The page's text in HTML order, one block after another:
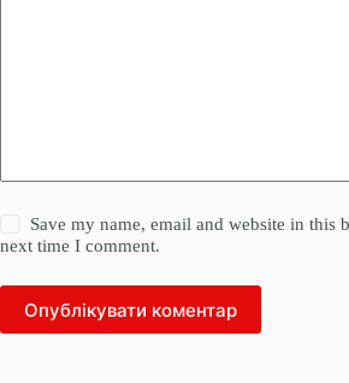
Save my name, email and website in this
next time I comment.
Опублікувати коментар